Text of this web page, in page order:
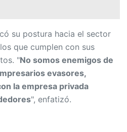
su postura hacia el sector
que cumplen con sus
"No somos enemigos de
evasores,
la empresa privada
", enfatizó.